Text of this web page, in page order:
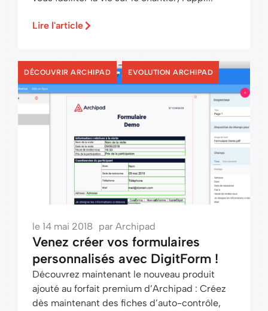
Lire l'article
DÉCOUVRIR ARCHIPAD , EVOLUTION ARCHIPAD
le 14 mai 2018 par Archipad
Venez créer vos formulaires
personnalisés avec DigitForm !
Découvrez maintenant le nouveau produit
ajouté au forfait premium d’Archipad : Créez
dès maintenant des fiches d’auto-contrôle,